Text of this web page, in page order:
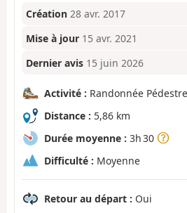
Création 28 avr. 2017
Mise à jour 15 avr. 2021
Dernier avis 15 juin 2026
Activité : Randonnée Pédestre
Distance : 5,86 km
Durée moyenne : 3h 30
Difficulté : Moyenne
Retour au départ : Oui